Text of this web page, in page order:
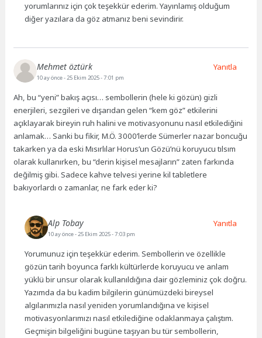
yorumlarınız için çok teşekkür ederim. Yayınlamış olduğum
diğer yazılara da göz atmanız beni sevindirir.
Mehmet öztürk
10 ay önce- 25 Ekim 2025 - 7:01 pm
Ah, bu “yeni” bakış açısı… sembollerin (hele ki gözün) gizli
enerjileri, sezgileri ve dışarıdan gelen “kem göz” etkilerini
açıklayarak bireyin ruh halini ve motivasyonunu nasıl etkilediğini
anlamak… Sanki bu fikir, M.Ö. 3000’lerde Sümerler nazar boncuğu
takarken ya da eski Mısırlılar Horus’un Gözü’nü koruyucu tılsım
olarak kullanırken, bu “derin kişisel mesajların” zaten farkında
değilmiş gibi. Sadece kahve telvesi yerine kil tabletlere
bakıyorlardı o zamanlar, ne fark eder ki?
Yanıtla
Alp Tobay
10 ay önce- 25 Ekim 2025 - 7:03 pm
Yorumunuz için teşekkür ederim. Sembollerin ve özellikle
gözün tarih boyunca farklı kültürlerde koruyucu ve anlam
yüklü bir unsur olarak kullanıldığına dair gözleminiz çok doğru.
Yazımda da bu kadim bilgilerin günümüzdeki bireysel
algılarımızla nasıl yeniden yorumlandığına ve kişisel
motivasyonlarımızı nasıl etkilediğine odaklanmaya çalıştım.
Geçmişin bilgeliğini bugüne taşıyan bu tür sembollerin,
Yanıtla